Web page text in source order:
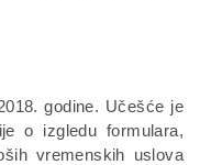
godine. Učešće je
o izgledu formulara,
vremenskih uslova